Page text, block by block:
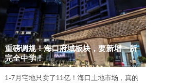
重磅调规！海口府城板块，要新增一所
完全中学！
1-7月宅地只卖了11亿！海口土地市场，真的